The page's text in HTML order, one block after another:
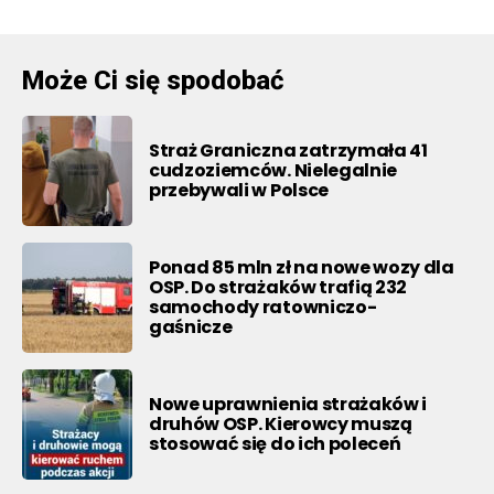
Może Ci się spodobać
Straż Graniczna zatrzymała 41
cudzoziemców. Nielegalnie
przebywali w Polsce
Ponad 85 mln zł na nowe wozy dla
OSP. Do strażaków trafią 232
samochody ratowniczo-
gaśnicze
Nowe uprawnienia strażaków i
druhów OSP. Kierowcy muszą
stosować się do ich poleceń